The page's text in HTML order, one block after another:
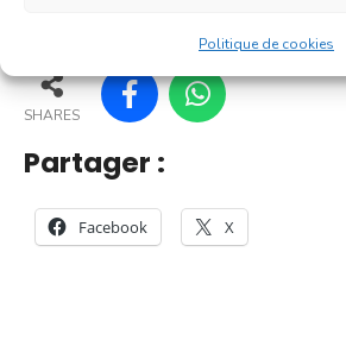
Politique de cookies
SHARES
Partager :
Facebook X